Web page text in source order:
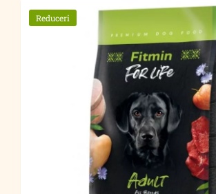
Reduceri